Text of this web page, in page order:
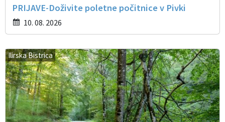
PRIJAVE-Doživite poletne počitnice v Pivki
10. 08. 2026
Ilirska Bistrica